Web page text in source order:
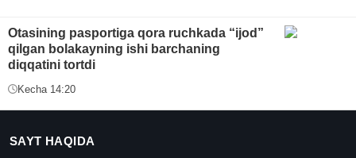
Otasining pasportiga qora ruchkada “ijod”
qilgan bolakayning ishi barchaning
diqqatini tortdi
Kecha 14:20
SAYT HAQIDA